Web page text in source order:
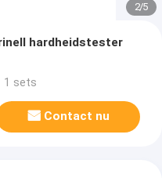
2/5
hardheidstester
1 sets
Contact nu